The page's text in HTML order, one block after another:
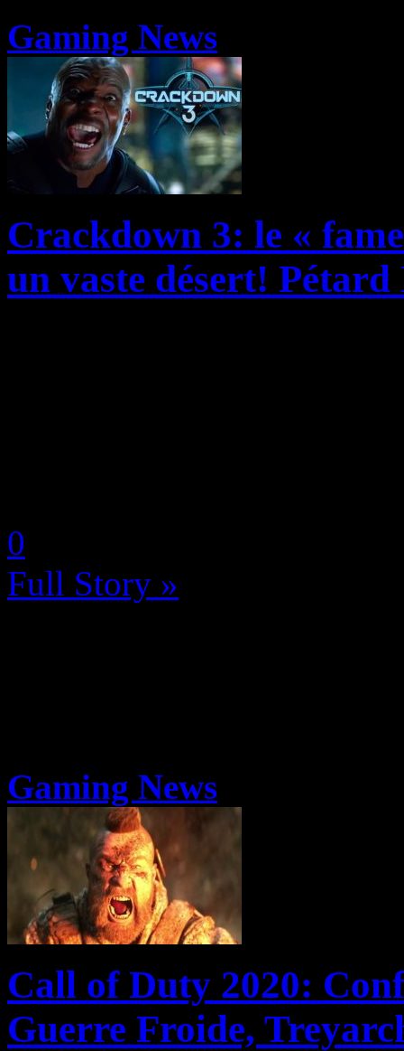
Gaming News
Crackdown 3: le «
un vaste désert!
0
Full Story »
Gaming News
Call of Duty 2020:
Guerre Froide,